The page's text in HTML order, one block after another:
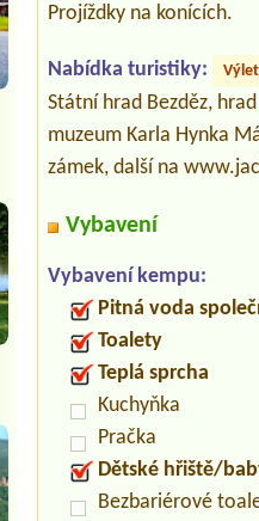
Projíždky na konících.
Nabídka turistiky:
Státní hrad Bezděz,
muzeum Karla Hynka
zámek, další na
Vybavení
Vybavení kempu:
Pitná voda
Toalety
Teplá sprcha
Kuchyňka
Pračka
Dětské hřiště/
Bezbariérové